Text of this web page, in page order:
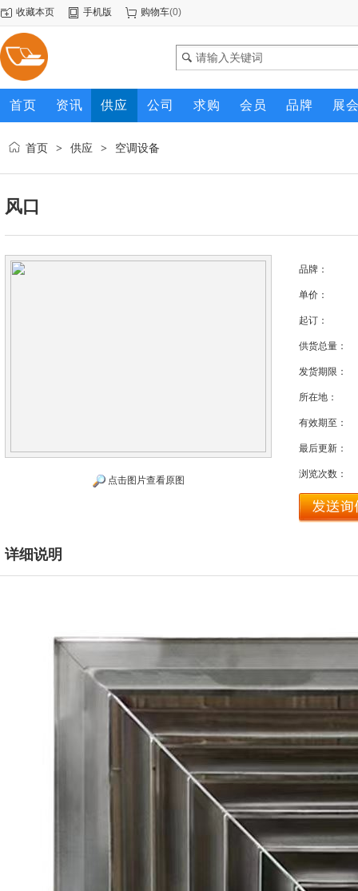
收藏本页 手机版 购物车(0)
首页 资讯 供应 公司 求购 会员 品牌 展
首页 > 供应 > 空调设备
风口
点击图片查看原图
品牌：
单价：
起订：
供货总量：
发货期限：
所在地：
有效期至：
最后更新：
浏览次数：
详细说明